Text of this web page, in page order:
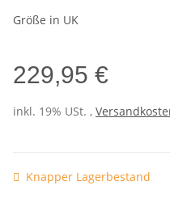
Größe in UK
229,95 €
inkl. 19% USt. ,
Knapper Lagerbestand